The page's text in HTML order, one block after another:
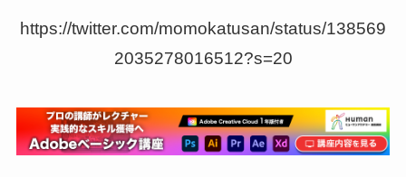
https://twitter.com/momokatusan/status/138569
2035278016512?s=20